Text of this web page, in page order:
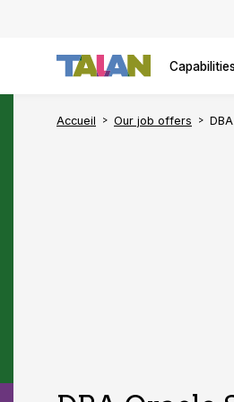
Accueil Our job offers